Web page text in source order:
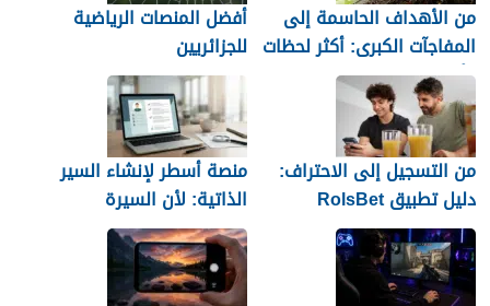
من الأهداف الحاسمة إلى
المفاجآت الكبرى: أكثر لحظات
كأس العالم 2026 التي لا
تُنسى
أفضل المنصات الرياضية
للجزائريين
من التسجيل إلى الاحتراف:
دليل تطبيق RolsBet
للمستخدمين السوريين
منصة أسطر لإنشاء السير
الذاتية: لأن السيرة
العشوائية لن تمنحك وظيفة